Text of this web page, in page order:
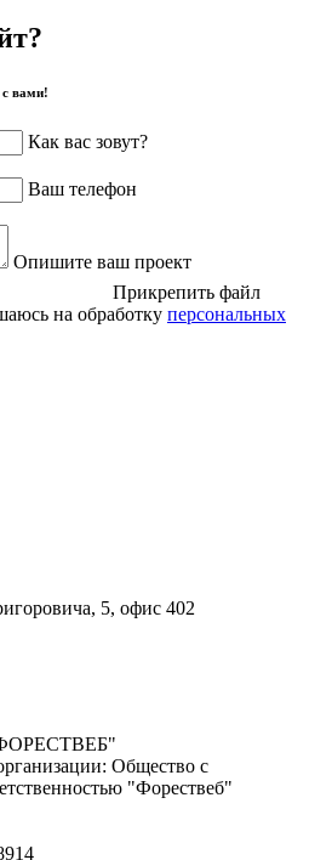
вами!
Как вас зовут?
Ваш телефон
Опишите ваш проект
Прикрепить файл
на обработку персональных
5, офис 402
Общество с
"Форествеб"